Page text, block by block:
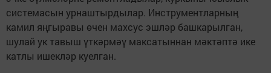
системасын урнаштырдылар. Инструментларның
камил яңгыравы өчен махсус эшләр башкарылган,
шулай ук тавыш үткәрмәү максатыннан мәктәптә ике
катлы ишекләр куелган.